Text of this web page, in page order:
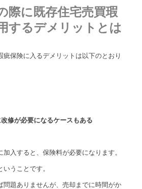
際に既存住宅売買瑕
するデメリットとは
疵保険に入るデメリットは以下のとおり
修が必要になるケースもある
入すると、保険料が必要になります。
うことです。
問題ありませんが、売却までに時間がか